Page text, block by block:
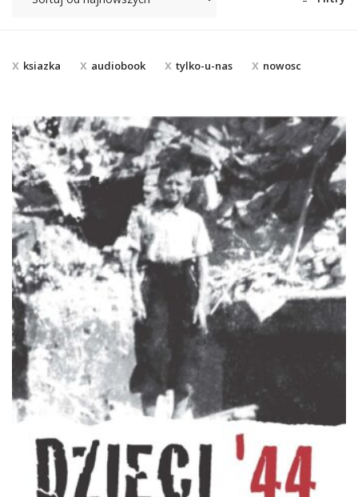
ksiazka audiobook tylko-u-nas nowosc